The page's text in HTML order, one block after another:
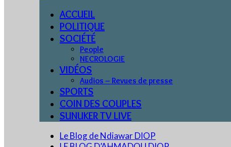
ACCUEIL
POLITIQUE
SOCIÉTÉ
People
NECROLOGIE
VIDÉOS
Audios – Revues de presse
SPORTS
COIN DES COUPLES
SUNUKER TV LIVE
Le Blog de Ndiawar DIOP